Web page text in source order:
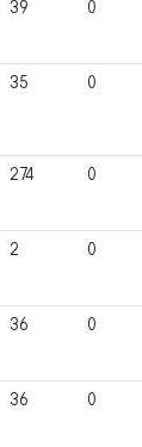
39 0
35 0
274 0
2 0
36 0
36 0